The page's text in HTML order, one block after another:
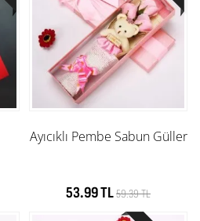
Ayıcıklı Pembe Sabun Güller
53.99 TL59.39 TL